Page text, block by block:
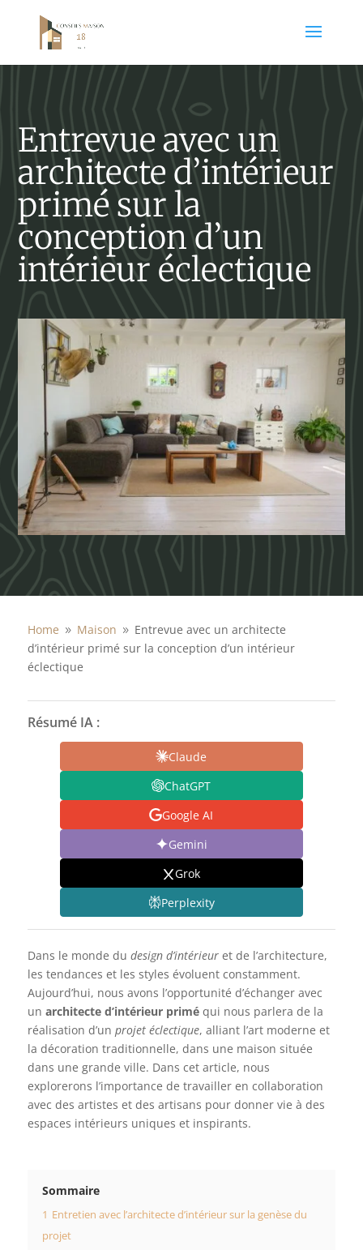
Entrevue avec un
architecte d’intérieur
primé sur la
conception d’un
intérieur éclectique
Home 9 Maison 9 Entrevue avec un architecte
d’intérieur primé sur la conception d’un intérieur
éclectique
Résumé IA :
Claude
ChatGPT
Google AI
Gemini
Grok
Perplexity
Dans le monde du design d’intérieuret de l’architecture,
les tendances et les styles évoluent constamment.
Aujourd’hui, nous avons l’opportunité d’échanger avec
un architecte d’intérieur priméqui nous parlera de la
réalisation d’un projet éclectique, alliant l’art moderne et
la décoration traditionnelle, dans une maison située
dans une grande ville. Dans cet article, nous
explorerons l’importance de travailler en collaboration
avec des artistes et des artisans pour donner vie à des
espaces intérieurs uniques et inspirants.
Sommaire
1 Entretien avec l’architecte d’intérieur sur la genèse du
projet